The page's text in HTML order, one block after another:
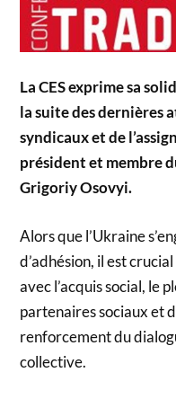
La CES exprime sa
la suite des dernières
syndicaux et de
président et membre
Grigoriy Osovyi.
Alors que l’Ukraine
d’adhésion, il est
avec l’acquis social, le
partenaires sociaux et
renforcement du
collective.